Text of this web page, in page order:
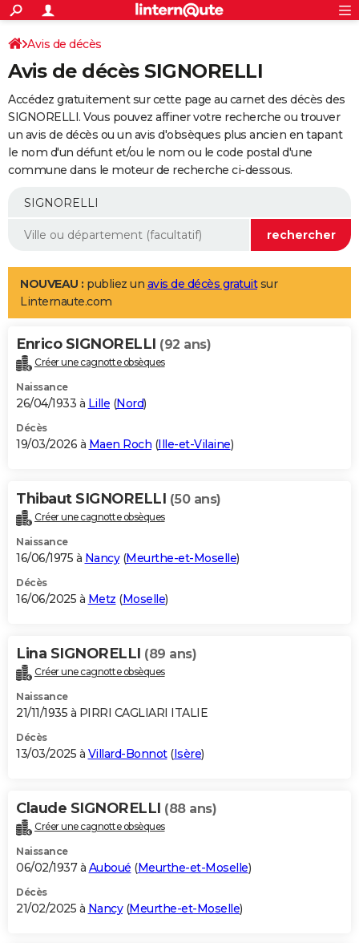
ACTUALITÉS
Politique
Société
Faits Divers
Education
Monde
Villes
+
SPORT
Coupe du monde 2026
Football
Tennis
Cyclisme
Rugby
Forum
Programme TV
TNT
Streaming
Cinéma
Sorties cinéma
Musique
+
FINANCE
Impôts
Immobilier
Risques naturels par ville
Banque
Assurance
Crédit
AUTO
Essais
Réserver un essai
Citadines
Berlines
SUV
Forum auto
+
Mobiles
Meilleur smartphone
Internet
Ordinateurs
Jeux vidéo
Guide high-tech
Aménagement intérieur
LIFESTYLE
Art de vivre
Bien-être
Loisirs
Mode
Modes de vie
Alimentation
Guide de la santé
Maladies
Médicaments
Sommeil
VOYAGE
Destinations
City break
Voyage nature
Voyage de noces
Forum
Climat
+PHOTO
GUIDES D'ACHAT
BONS PLANS
Carte de Noël
Carte Bonne année
Carte Saint-Valentin
Carte Pâques
Carte d'anniversaire
DICTIONNAIRE
Dictionnaire
Biographies
Citations
Expressions
Proverbes
PROGRAMME TV
S'inscrire
Se connecter
Lycées
Collèges
Primaires
Universités
Entreprises
Service militaire
Avis de recherche
AVIS DE DÉCÈS
Bricolage
Lifestyle
Culture
Sport
Auto
Television
Voyage
Cinema
Avis de décès
Avis de décès SIGNORELLI
Accédez gratuitement sur cette page au carnet des décès des
SIGNORELLI. Vous pouvez affiner votre recherche ou trouver
un avis de décès ou un avis d'obsèques plus ancien en tapant
le nom d'un défunt et/ou le nom ou le code postal d'une
commune dans le moteur de recherche ci-dessous.
NOUVEAU : publiez un avis de décès gratuitsur
Linternaute.com
Enrico SIGNORELLI (92 ans)
Créer une cagnotte obsèques
Naissance
26/04/1933 à Lille (Nord)
Décès
19/03/2026 à Maen Roch (Ille-et-Vilaine)
Thibaut SIGNORELLI (50 ans)
Créer une cagnotte obsèques
Naissance
16/06/1975 à Nancy(Meurthe-et-Moselle)
Décès
16/06/2025 à Metz (Moselle)
Lina SIGNORELLI (89 ans)
Créer une cagnotte obsèques
Naissance
21/11/1935 à PIRRI CAGLIARI ITALIE
Décès
13/03/2025 à Villard-Bonnot(Isère)
Claude SIGNORELLI (88 ans)
Créer une cagnotte obsèques
Naissance
06/02/1937 à Auboué (Meurthe-et-Moselle)
Décès
21/02/2025 à Nancy(Meurthe-et-Moselle)